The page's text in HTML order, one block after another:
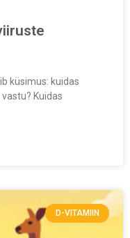
küsimus: kuidas
Kuidas
D-VITAMIIN